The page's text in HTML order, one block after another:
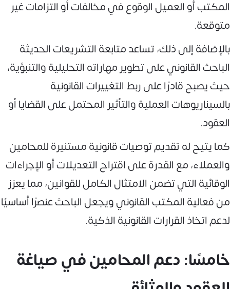
المكتب أو العميل الوقوع في مخالفات أو التزامات غير
متوقعة.
بالإضافة إلى ذلك، تساعد متابعة التشريعات الحديثة
الباحث القانوني على تطوير مهاراته التحليلية والتنبؤية،
حيث يصبح قادرًا على ربط التغييرات القانونية
بالسيناريوهات العملية والتأثير المحتمل على القضايا أو
العقود.
كما يتيح له تقديم توصيات قانونية مستنيرة للمحامين
والعملاء، مع القدرة على اقتراح التعديلات أو الإجراءات
الوقائية التي تضمن الامتثال الكامل للقوانين، مما يعزز
من فعالية المكتب القانوني ويجعل الباحث عنصرًا أساسيًا
لدعم اتخاذ القرارات القانونية الذكية.
خامسًا: دعم المحامين في صياغة